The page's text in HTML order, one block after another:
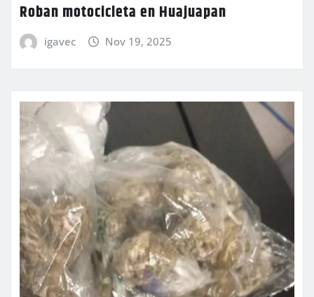
Roban motocicleta en Huajuapan
igavec Nov 19, 2025